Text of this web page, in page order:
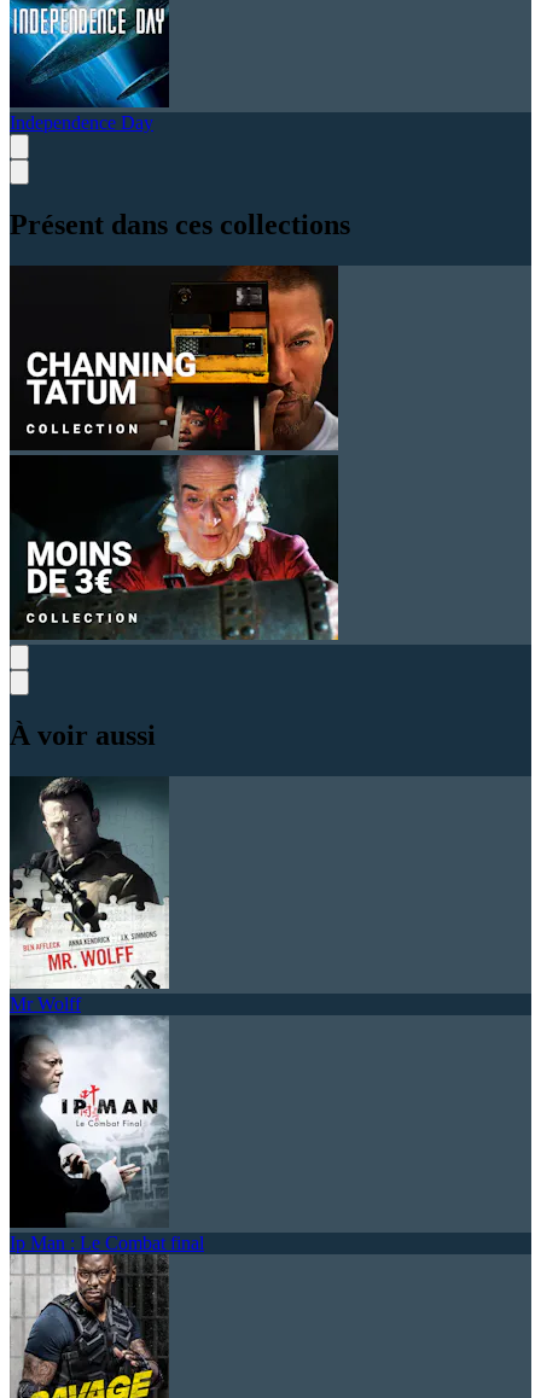
Independence Day
Présent dans ces collections
À voir aussi
Mr Wolff
Ip Man : Le Combat final